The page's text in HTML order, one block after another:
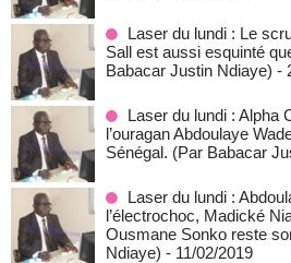
Laser du lundi : Le
Sall est aussi esquinté
Babacar Justin Ndiaye) -
Laser du lundi : Alpha
l’ouragan Abdoulaye
Sénégal. (Par Babacar
Laser du lundi :
l’électrochoc, Madické
Ousmane Sonko reste
Ndiaye) - 11/02/2019